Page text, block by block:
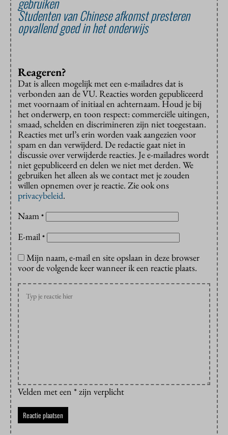
Studenten van Chinese afkomst presteren
opvallend goed in het onderwijs
Reageren?
Dat is alleen mogelijk met een e-mailadres dat is
verbonden aan de VU. Reacties worden gepubliceerd
met voornaam of initiaal en achternaam. Houd je bij
het onderwerp, en toon respect: commerciële uitingen,
smaad, schelden en discrimineren zijn niet toegestaan.
Reacties met url’s erin worden vaak aangezien voor
spam en dan verwijderd. De redactie gaat niet in
discussie over verwijderde reacties. Je e-mailadres wordt
niet gepubliceerd en delen we niet met derden. We
gebruiken het alleen als we contact met je zouden
willen opnemen over je reactie. Zie ook ons
privacybeleid.
Naam *
E-mail *
Mijn naam, e-mail en site opslaan in deze browser
voor de volgende keer wanneer ik een reactie plaats.
Velden met een * zijn verplicht